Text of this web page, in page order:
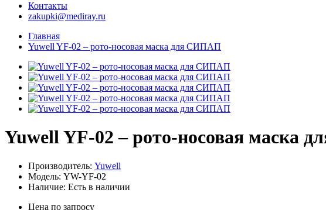
Контакты
zakupki@mediray.ru
Главная
Yuwell YF-02 – рото-носовая маска для СИПАП
Yuwell YF-02 – рото-носовая маска
Производитель: Yuwell
Модель: YW-YF-02
Наличие: Есть в наличии
Цена по запросу